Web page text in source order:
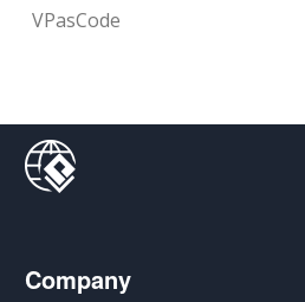
VPasCode
Company